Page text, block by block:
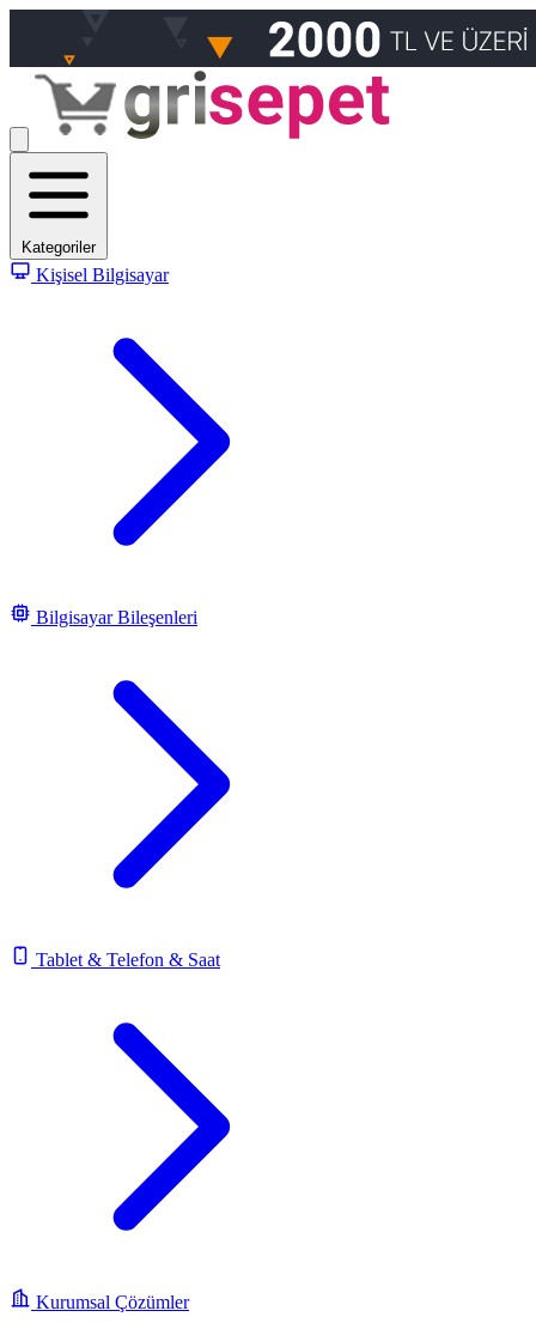
Kategoriler
Kişisel Bilgisayar
Bilgisayar Bileşenleri
Tablet & Telefon & Saat
Kurumsal Çözümler